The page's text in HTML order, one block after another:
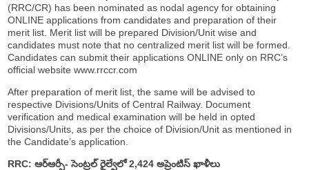
(RRC/CR) has been nominated as nodal agency for obtaining
ONLINE applications from candidates and preparation of their
merit list. Merit list will be prepared Division/Unit wise and
candidates must note that no centralized merit list will be formed.
Candidates can submit their applications ONLINE only on RRC’s
official website www.rrccr.com
After preparation of merit list, the same will be advised to
respective Divisions/Units of Central Railway. Document
verification and medical examination will be held in opted
Divisions/Units, as per the choice of Division/Unit as mentioned in
the Candidate’s application.
RRC: ఆర్ఆర్సీ- సెంట్రల్ రైల్వేలో 2,424 అప్రెంటిస్ ఖాళీలు